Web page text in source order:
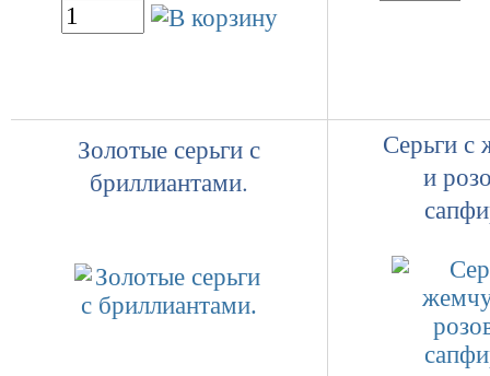
Золотые серьги с
бриллиантами.
Серьги с
и